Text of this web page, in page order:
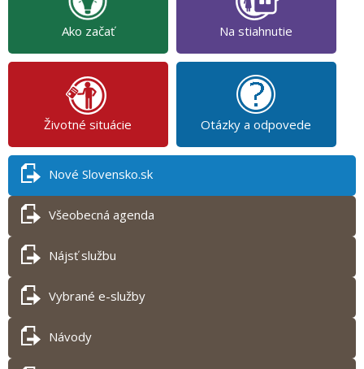
Ako začať Na stiahnutie
Životné situácie Otázky a odpovede
Nové Slovensko.sk
Všeobecná agenda
Nájsť službu
Vybrané e-služby
Návody